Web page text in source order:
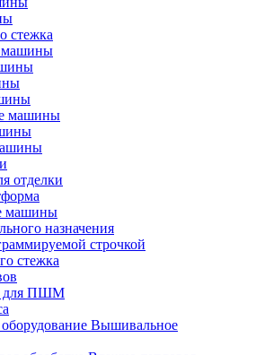
стежка
машины
машины
отделки
машины
назначения
строчкой
стежка
для ПШМ
Вышивальное